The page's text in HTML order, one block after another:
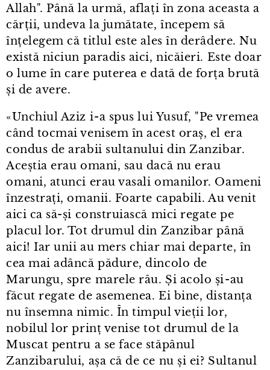
Allah". Până la urmă, aflați în zona aceasta a
cărții, undeva la jumătate, începem să
înțelegem că titlul este ales în derâdere. Nu
există niciun paradis aici, nicăieri. Este doar
o lume în care puterea e dată de forța brută
și de avere.
«Unchiul Aziz i⁠-⁠a spus lui Yusuf, "Pe vremea
când tocmai venisem în acest oraș, el era
condus de arabii sultanului din Zanzibar.
Aceștia erau omani, sau dacă nu erau
omani, atunci erau vasali omanilor. Oameni
înzestrați, omanii. Foarte capabili. Au venit
aici ca să-și construiască mici regate pe
placul lor. Tot drumul din Zanzibar până
aici! Iar unii au mers chiar mai departe, în
cea mai adâncă pădure, dincolo de
Marungu, spre marele râu. Și acolo și⁠-⁠au
făcut regate de asemenea. Ei bine, distanța
nu însemna nimic. În timpul vieții lor,
nobilul lor prinț venise tot drumul de la
Muscat pentru a se face stăpânul
Zanzibarului, așa că de ce nu și ei? Sultanul